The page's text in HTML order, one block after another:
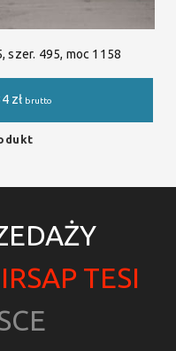
szer. 495, moc 1158
zł brutto
IRSAP TESI